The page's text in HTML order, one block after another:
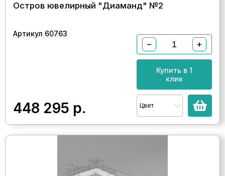
Остров ювелирный "Диаманд" №2
Артикул 60763
448 295 р.
− +
Купить в 1
клик
Цвет